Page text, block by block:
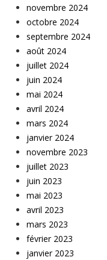
novembre 2024
octobre 2024
septembre 2024
août 2024
juillet 2024
juin 2024
mai 2024
avril 2024
mars 2024
janvier 2024
novembre 2023
juillet 2023
juin 2023
mai 2023
avril 2023
mars 2023
février 2023
janvier 2023